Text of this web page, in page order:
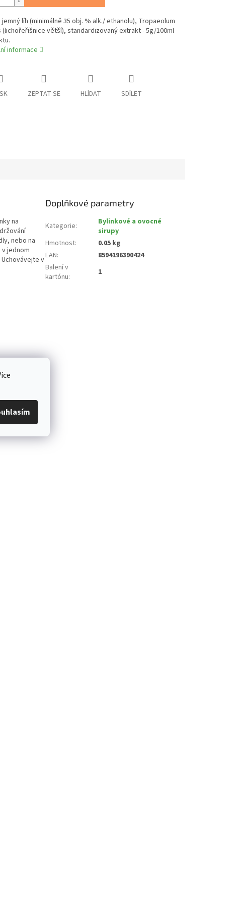
líh (minimálně 35 obj. % alk./ ethanolu), Tropaeolum
(lichořeřišnice větší), standardizovaný extrakt - 5g/100ml
informace
ZEPTAT SE HLÍDAT SDÍLET
na
nebo na
jednom
v
Doplňkové parametry
Kategorie:
Bylinkové a ovocné
sirupy
Hmotnost:
0.05 kg
EAN:
8594196390424
Balení v
kartónu: 1